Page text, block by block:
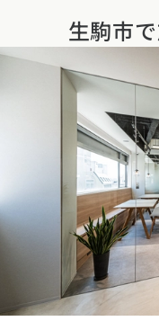
生駒市